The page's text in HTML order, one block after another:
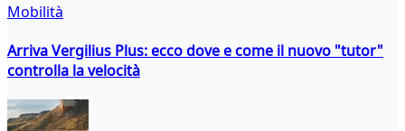
Mobilità
Arriva Vergilius Plus: ecco dove e come il nuovo "tutor"
controlla la velocità